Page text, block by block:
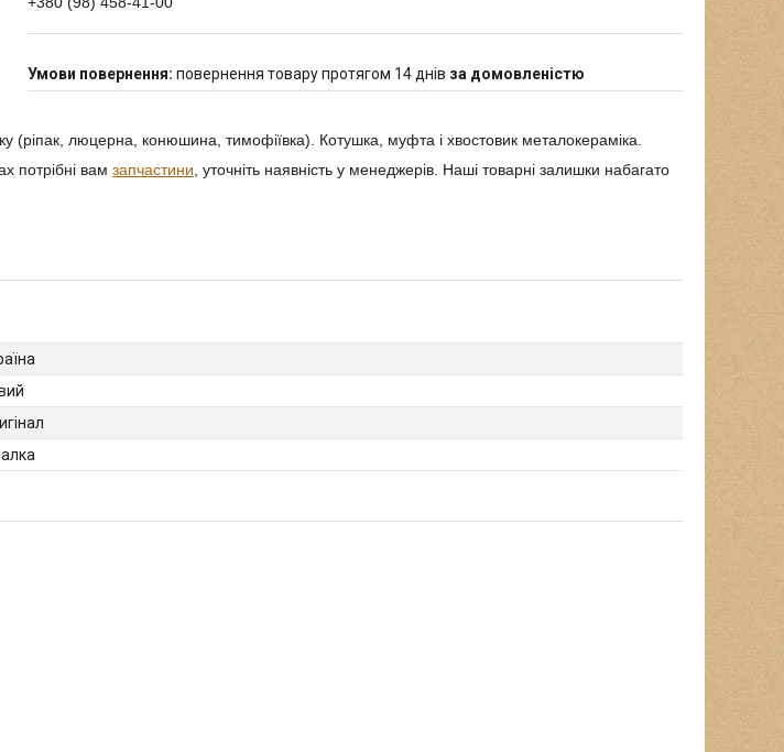
повернення товару протягом 14 днів за домовленістю
(ріпак, люцерна, конюшина, тимофіївка). Котушка, муфта і хвостовик металокераміка.
потрібні вам запчастини , уточніть наявність у менеджерів. Наші товарні залишки набагато